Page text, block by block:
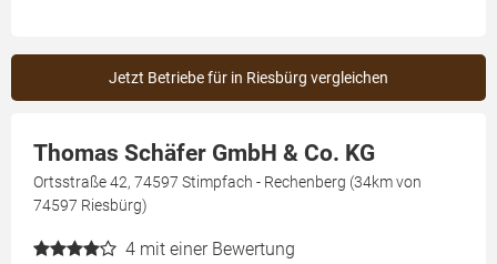
Jetzt Betriebe für in Riesbürg vergleichen
Thomas Schäfer GmbH & Co. KG
Ortsstraße 42, 74597 Stimpfach - Rechenberg (34km von
74597 Riesbürg)
4 mit einer Bewertung